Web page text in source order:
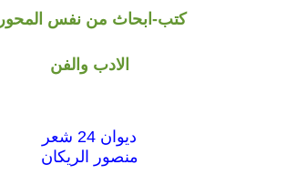
كتب-ابحاث من نفس
الادب والفن
ديوان 24 شعر
منصور الريكان